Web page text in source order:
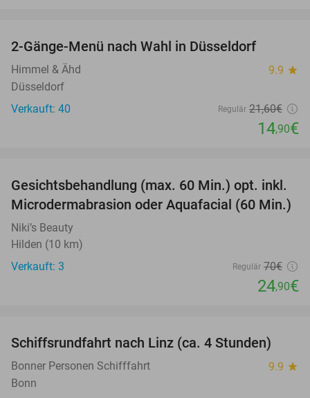
2-Gänge-Menü nach Wahl in Düsseldorf
Himmel & Ähd 9.9 star
Düsseldorf
Verkauft: 40
Regulär 21,60€
14,90€
64%
Gesichtsbehandlung (max. 60 Min.) opt. inkl.
Microdermabrasion oder Aquafacial (60 Min.)
Niki’s Beauty
Hilden (10 km)
Verkauft: 3
Regulär 70€
24,90€
39%
Schiffsrundfahrt nach Linz (ca. 4 Stunden)
Bonner Personen Schifffahrt 9.9 star
Bonn